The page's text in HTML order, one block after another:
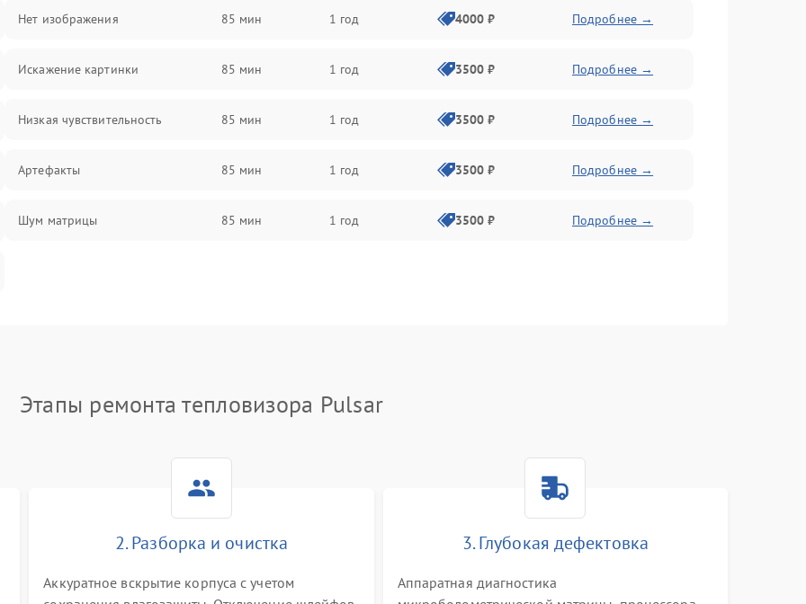
Нет изображения 85 мин 1 год 4000 ₽ Подробнее →
Искажение картинки 85 мин 1 год 3500 ₽ Подробнее →
Низкая чувствительность 85 мин 1 год 3500 ₽ Подробнее →
Артефакты 85 мин 1 год 3500 ₽ Подробнее →
Шум матрицы 85 мин 1 год 3500 ₽ Подробнее →
Этапы ремонта тепловизора Pulsar
2. Разборка и очистка
Аккуратное вскрытие корпуса с учетом
3. Глубокая дефектовка
Аппаратная диагностика